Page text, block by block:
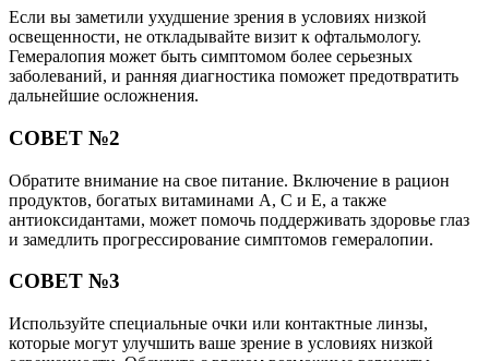
Если вы заметили ухудшение зрения в условиях низкой
освещенности, не откладывайте визит к офтальмологу.
Гемералопия может быть симптомом более серьезных
заболеваний, и ранняя диагностика поможет предотвратить
дальнейшие осложнения.
СОВЕТ №2
Обратите внимание на свое питание. Включение в рацион
продуктов, богатых витаминами A, C и E, а также
антиоксидантами, может помочь поддерживать здоровье глаз
и замедлить прогрессирование симптомов гемералопии.
СОВЕТ №3
Используйте специальные очки или контактные линзы,
которые могут улучшить ваше зрение в условиях низкой